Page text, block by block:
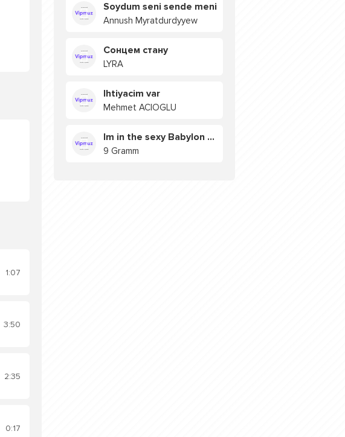
1:07
3:50
2:35
0:17
Soydum seni sende meni
Annush Myratdurdyyew
Сонцем стану
LYRA
Ihtiyacim var
Mehmet ACIOGLU
Im in the sexy Babylon БУЯ
9 Gramm